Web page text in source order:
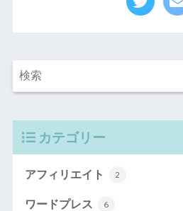
カテゴリー
アフィリエイト 2
ワードプレス 6